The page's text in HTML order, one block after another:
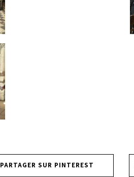
PARTAGER SUR PINTEREST